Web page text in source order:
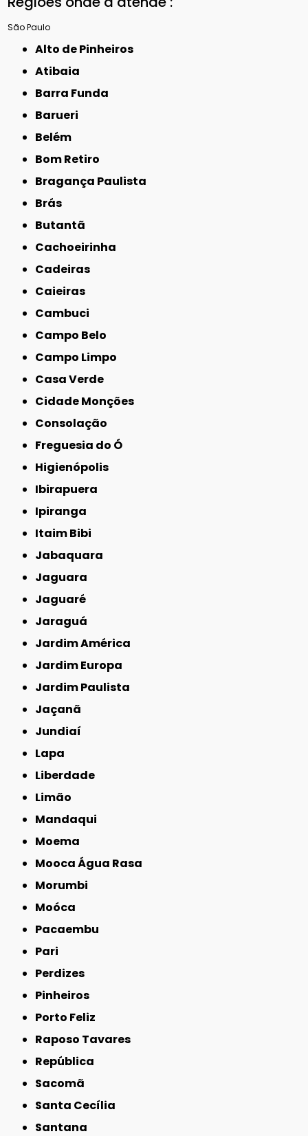
São Paulo
Alto de Pinheiros
Atibaia
Barra Funda
Barueri
Belém
Bom Retiro
Bragança Paulista
Brás
Butantã
Cachoeirinha
Cadeiras
Caieiras
Cambuci
Campo Belo
Campo Limpo
Casa Verde
Cidade Monções
Consolação
Freguesia do Ó
Higienópolis
Ibirapuera
Ipiranga
Itaim Bibi
Jabaquara
Jaguara
Jaguaré
Jaraguá
Jardim América
Jardim Europa
Jardim Paulista
Jaçanã
Jundiaí
Lapa
Liberdade
Limão
Mandaqui
Moema
Mooca Água Rasa
Morumbi
Moóca
Pacaembu
Pari
Perdizes
Pinheiros
Porto Feliz
Raposo Tavares
República
Sacomã
Santa Cecília
Santana